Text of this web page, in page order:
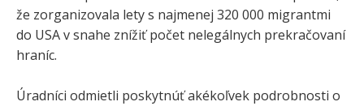
že zorganizovala lety s najmenej 320 000 migrantmi
do USA v snahe znížiť počet nelegálnych prekračovaní
hraníc.
Úradníci odmietli poskytnúť akékoľvek podrobnosti o